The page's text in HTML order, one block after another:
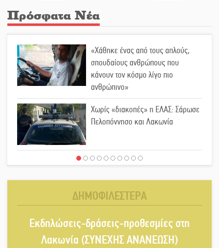
Πρόσφατα Νέα
«Χάθηκε ένας από τους απλούς,
σπουδαίους ανθρώπους που
κάνουν τον κόσμο λίγο πιο
ανθρώπινο»
Χωρίς «διακοπές» η ΕΛΑΣ: Σάρωσε
Πελοπόννησο και Λακωνία
«Έφυγε» ένας γνήσιος Δάσκαλος
Δ. Σπάρτης;
ΔΗΜΟΦΙΛΕΣΤΕΡΑ
Εκδηλώσεις-δράσεις-προθεσμίες στη
Λακωνία (ΣΥΝΕΧΗΣ ΑΝΑΝΕΩΣΗ)